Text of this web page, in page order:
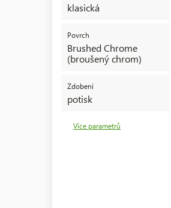
klasická
Povrch
Brushed Chrome
(broušený chrom)
Zdobení
potisk
Více parametrů